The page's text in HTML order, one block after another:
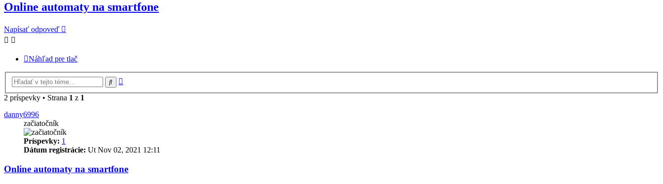
Online automaty na smartfone
Napísať odpoveď
Náhľad pre tlač
Hľadať
2 príspevky • Strana 1 z 1
danny6996
začiatočník
Príspevky: 1
Dátum registrácie: Ut Nov 02, 2021 12:11
Online automaty na smartfone